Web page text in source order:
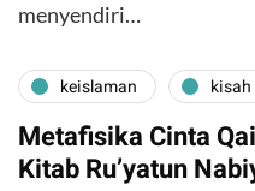
menyendiri…
keislaman kisah
Metafisika Cinta
Kitab Ru’yatun